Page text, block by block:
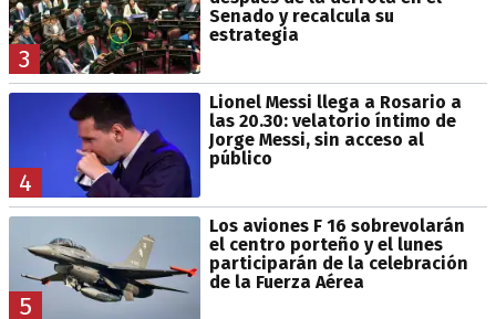
3
Senado y recalcula su
estrategia
4
Lionel Messi llega a Rosario a
las 20.30: velatorio íntimo de
Jorge Messi, sin acceso al
público
5
Los aviones F 16 sobrevolarán
el centro porteño y el lunes
participarán de la celebración
de la Fuerza Aérea